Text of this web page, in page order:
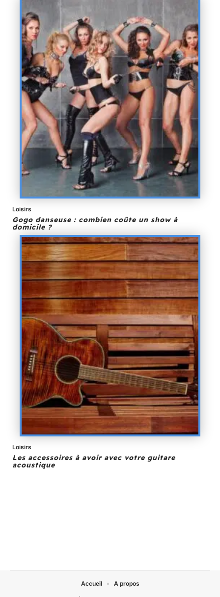
Loisirs
Gogo danseuse : combien coûte un show à
domicile ?
Loisirs
Les accessoires à avoir avec votre guitare
acoustique
Accueil A propos